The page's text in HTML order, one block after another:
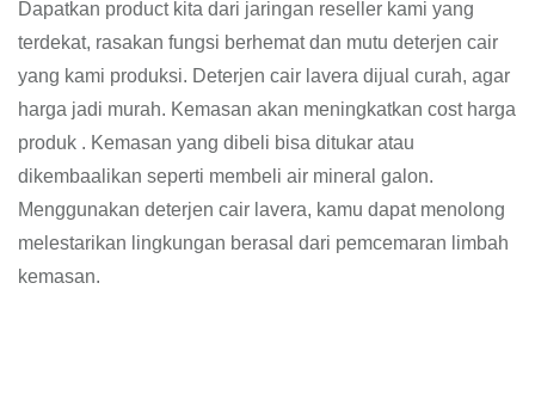
Dapatkan product kita dari jaringan reseller kami yang
terdekat, rasakan fungsi berhemat dan mutu deterjen cair
yang kami produksi. Deterjen cair lavera dijual curah, agar
harga jadi murah. Kemasan akan meningkatkan cost harga
produk . Kemasan yang dibeli bisa ditukar atau
dikembaalikan seperti membeli air mineral galon.
Menggunakan deterjen cair lavera, kamu dapat menolong
melestarikan lingkungan berasal dari pemcemaran limbah
kemasan.